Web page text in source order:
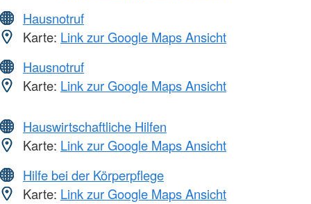
Hausnotruf
Karte: Link zur Google Maps Ansicht
Hausnotruf
Karte: Link zur Google Maps Ansicht
Hauswirtschaftliche Hilfen
Karte: Link zur Google Maps Ansicht
Hilfe bei der Körperpflege
Karte: Link zur Google Maps Ansicht